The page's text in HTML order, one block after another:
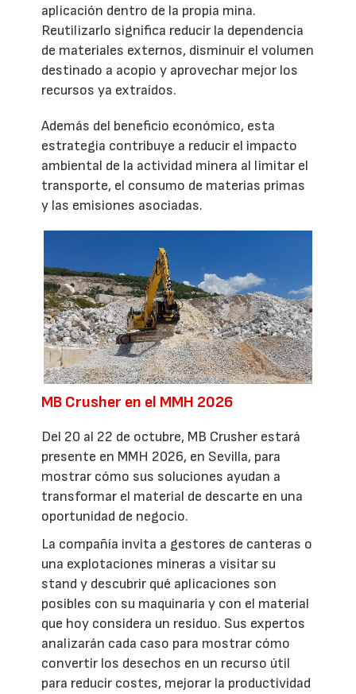
aplicación dentro de la propia mina.
Reutilizarlo significa reducir la dependencia
de materiales externos, disminuir el volumen
destinado a acopio y aprovechar mejor los
recursos ya extraídos.
Además del beneficio económico, esta
estrategia contribuye a reducir el impacto
ambiental de la actividad minera al limitar el
transporte, el consumo de materias primas
y las emisiones asociadas.
MB Crusher en el MMH 2026
Del 20 al 22 de octubre, MB Crusher estará
presente en MMH 2026, en Sevilla, para
mostrar cómo sus soluciones ayudan a
transformar el material de descarte en una
oportunidad de negocio.
La compañía invita a gestores de canteras o
una explotaciones mineras a visitar su
stand y descubrir qué aplicaciones son
posibles con su maquinaria y con el material
que hoy considera un residuo. Sus expertos
analizarán cada caso para mostrar cómo
convertir los desechos en un recurso útil
para reducir costes, mejorar la productividad